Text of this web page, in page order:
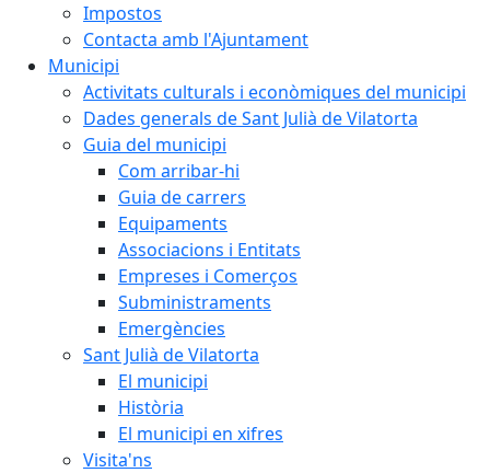
Impostos
Contacta amb l'Ajuntament
Municipi
Activitats culturals i econòmiques del municipi
Dades generals de Sant Julià de Vilatorta
Guia del municipi
Com arribar-hi
Guia de carrers
Equipaments
Associacions i Entitats
Empreses i Comerços
Subministraments
Emergències
Sant Julià de Vilatorta
El municipi
Història
El municipi en xifres
Visita'ns